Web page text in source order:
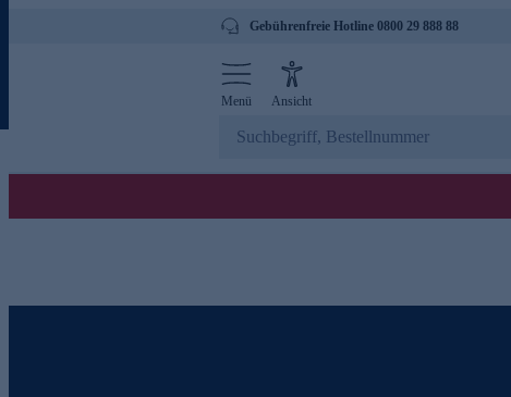
Gebührenfreie Hotline 0800 29 888 88
Menü Ansicht